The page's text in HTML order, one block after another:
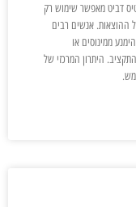
דביט מאפשר שימוש רק
ההוצאות. אנשים רבים
ממינוסים או
היתרון המרכזי של